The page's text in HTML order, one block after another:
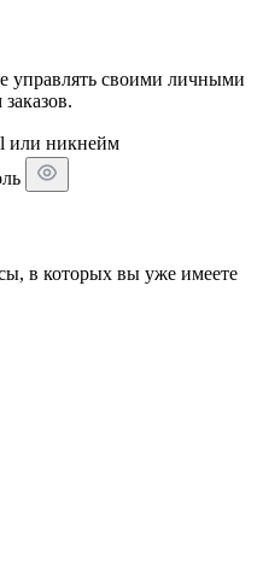
управлять своими личными
или никнейм
в которых вы уже имеете